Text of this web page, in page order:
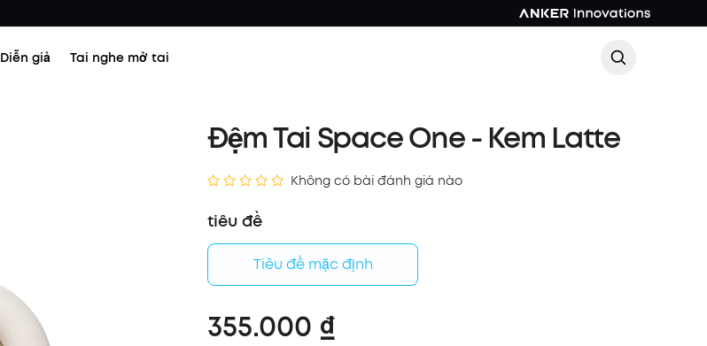
Diễn giả Tai nghe mở tai
Đệm Tai Space One - Kem Latte
Không có bài đánh giá nào
tiêu đề
Tiêu đề mặc định
355.000 ₫